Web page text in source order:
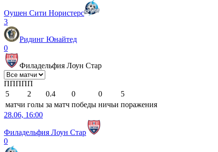
Оушен Сити Нористерс
3
Ридинг Юнайтед
0
Филадельфия Лоун Стар
ППППП
5
2 0.4 0 0
5
матчи голы за матч победы ничьи поражения
28.06, 16:00
Филадельфия Лоун Стар
0